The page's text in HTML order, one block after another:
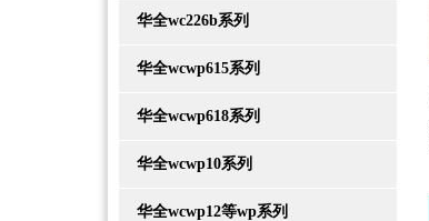
华全wc226b系列
华全wcwp615系列
华全wcwp618系列
华全wcwp10系列
华全wcwp12等wp系列